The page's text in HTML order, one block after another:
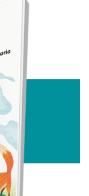
ed
media e per
inoltre
sito con i
dati web,
combinarle
che hanno